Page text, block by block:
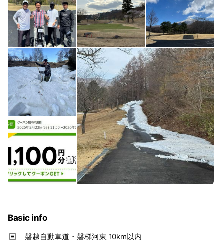
Basic info
磐越自動車道・磐梯河東 10km以内